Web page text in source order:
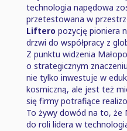
technologia napędowa
przetestowana w
Liftero pozycję pioniera
drzwi do współpracy z
Z punktu widzenia
o strategicznym
nie tylko inwestuje w
kosmiczną, ale jest też
się firmy potrafiące
To żywy dowód na to, że
do roli lidera w